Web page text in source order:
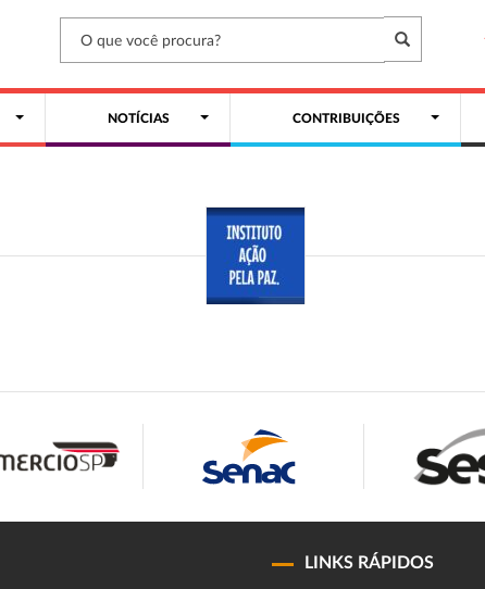
NOTÍCIAS CONTRIBUIÇÕES
LINKS RÁPIDOS